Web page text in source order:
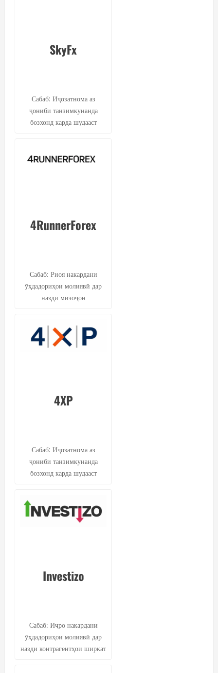
SkyFx
Сабаб: Иҷозатнома аз
ҷониби танзимкунанда
бозхонд карда шудааст
4RunnerForex
Сабаб: Риоя накардани
ӯҳдадориҳои молиявӣ дар
назди мизоҷон
4XP
Сабаб: Иҷозатнома аз
ҷониби танзимкунанда
бозхонд карда шудааст
Investizo
Сабаб: Иҷро накардани
ӯҳдадориҳои молиявӣ дар
назди контрагентҳои ширкат